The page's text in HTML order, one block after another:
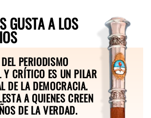
GUSTA A LOS
PERIODISMO
Y CRÍTICO ES UN PILAR
DE LA DEMOCRACIA.
A QUIENES CREEN
DE LA VERDAD.